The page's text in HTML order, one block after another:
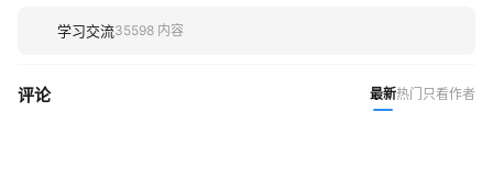
学习交流35598 内容
评论 最新热门 只看作者